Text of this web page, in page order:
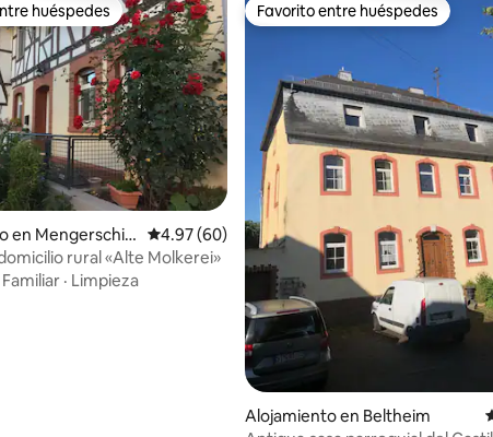
de 5, 12 reseñas
huéspedes
huéspedes
en Mengerschie
Calificación promedio: 4.97 de 5, 60 reseñas
4.97 (60)
rural «Alte Molkerei»
Familiar · Limpieza
Favorito entre huéspedes
Favorito entre huéspedes
Alojamiento en Beltheim